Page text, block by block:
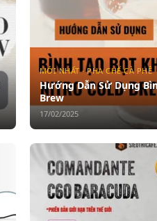
MỚI NHẤT · PHA CHẾ CÀ PHÊ
Hướng Dẫn Sử Dụng
Brew
17/02/2025